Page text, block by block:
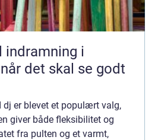
indramning i
det skal se godt
dj er blevet et populært valg,
giver både fleksibilitet og
fra pulten og et varmt,